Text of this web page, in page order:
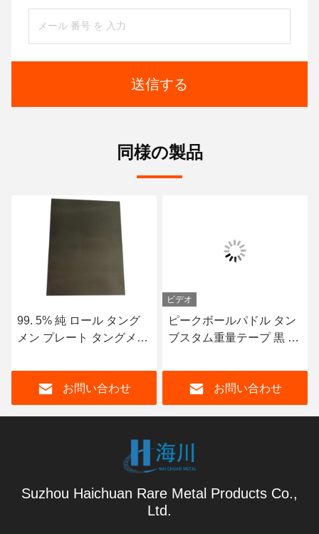
送信する
同様の製品
ピークボールパドル タン
ブスタム重量テープ 黒 20
し
お問い合わせ
硬合金 ワルフスタンリン
グ 磨き 磨き 銀 高硬さ
お問い合わせ
Suzhou Haichuan Rare Metal Products Co.,
Ltd.